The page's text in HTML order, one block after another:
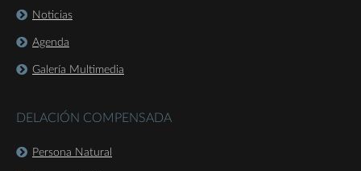
Noticias
Agenda
Galería Multimedia
DELACIÓN COMPENSADA
Persona Natural